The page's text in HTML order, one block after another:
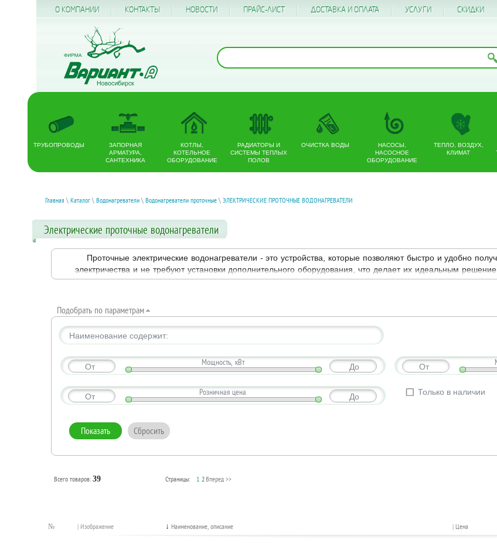
О КОМПАНИИ КОНТАКТЫ НОВОСТИ ПРАЙС-ЛИСТ ДОСТАВКА И ОПЛАТА УСЛУГИ CКИДКИ
ТРУБОПРОВОДЫ
ЗАПОРНАЯ
АРМАТУРА,
САНТЕХНИКА
КОТЛЫ,
КОТЕЛЬНОЕ
ОБОРУДОВАНИЕ
РАДИАТОРЫ И
СИСТЕМЫ ТЕПЛЫХ
ПОЛОВ
ОЧИСТКА ВОДЫ
НАСОСЫ,
НАСОСНОЕ
ОБОРУДОВАНИЕ
ТЕПЛО, ВОЗДУХ,
КЛИМАТ
Главная \ Каталог \ Водонагреватели \ Водонагреватели проточные \ ЭЛЕКТРИЧЕСКИЕ ПРОТОЧНЫЕ ВОДОНАГРЕВАТЕЛИ
Электрические проточные водонагреватели
Проточные электрические водонагреватели - это устройства, которые позволяют быстро и удобно
электричества и не требуют установки дополнительного оборудования, что делает их идеальным
каталоге вы найдете широкий выбор проточных водонагревателей от ведущих производителей,
Подобрать по параметрам
Наименование содержит:
От До
Мощность, кВт От
От До
Розничная цена Только в наличии
Всего товаров: 39 Страницы: 1 2Вперед >>
№ | Изображение ↓ Наименование, описание | Цена